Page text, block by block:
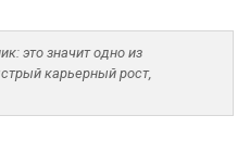
это значит одно из
карьерный рост,